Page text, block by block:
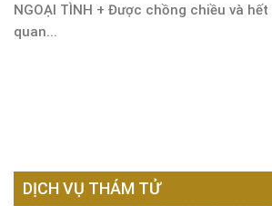
NGOẠI TÌNH + Được chồng chiều và
quan...
DỊCH VỤ THÁM TỬ